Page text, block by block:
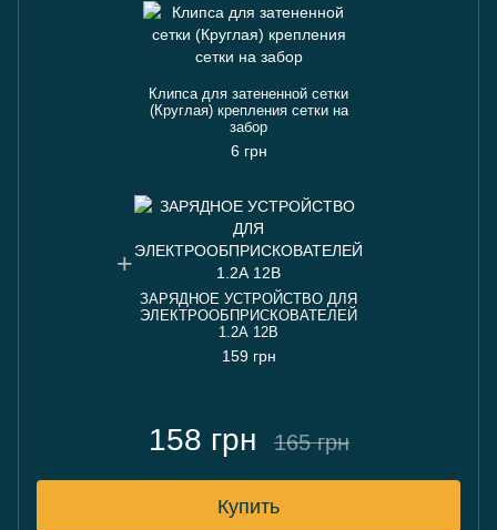
Клипса для затененной сетки
(Круглая) крепления сетки на
забор
6 грн
ЗАРЯДНОЕ УСТРОЙСТВО ДЛЯ
ЭЛЕКТРООБПРИСКОВАТЕЛЕЙ
1.2А 12В
159 грн
158 грн 165 грн
Купить